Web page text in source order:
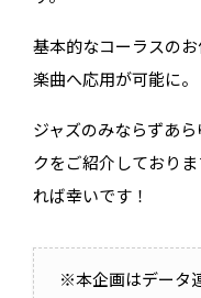
基本的なコーラスの
楽曲へ応用が可能に。
ジャズのみならずあ
クをご紹介しており
れば幸いです！
※本企画はデータ